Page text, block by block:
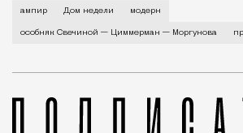
История каменного строения в
ампир Дом недели модерн
особняк Свечиной — Циммерман — Моргунова